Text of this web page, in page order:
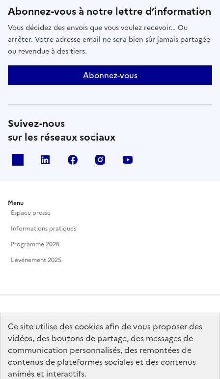
Ce site utilise des cookies afin de vous proposer des
vidéos, des boutons de partage, des messages de
communication personnalisés, des remontées de
contenus de plateformes sociales et des contenus
animés et interactifs.
Abonnez-vous à notre lettre d’information
Vous décidez des envois que vous voulez recevoir… Ou
arrêter. Votre adresse email ne sera bien sûr jamais partagée
ou revendue à des tiers.
Abonnez-vous
Suivez-nous
sur les réseaux sociaux
Linkedin Facebook Instagram
Menu
Espace presse
Informations pratiques
Programme 2026
L'événement 2025
MINISTÈRE
DE LA CULTURE